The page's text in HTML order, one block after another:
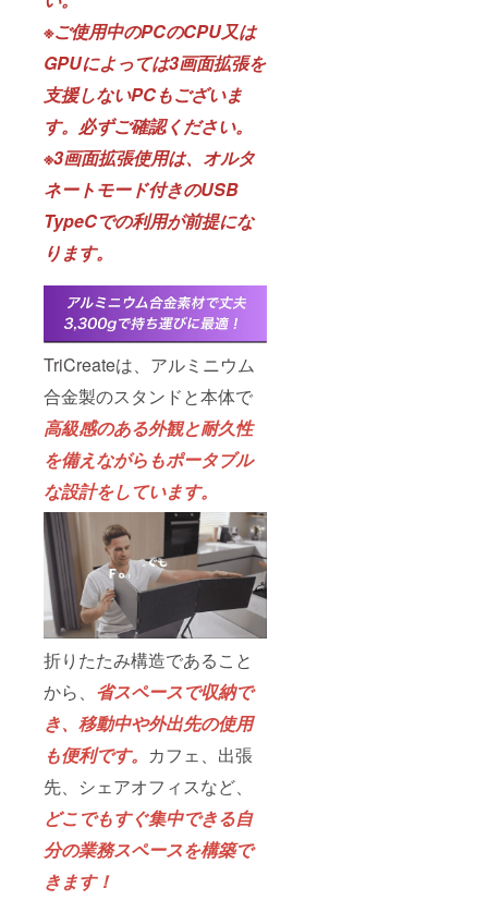
※ご使用中のPCのCPU又は
GPUによっては3画面拡張を
支援しないPCもございま
す。必ずご確認ください。
※3画面拡張使用は、オルタ
ネートモード付きのUSB
TypeCでの利用が前提にな
ります。
TriCreateは、アルミニウム
合金製のスタンドと本体で
高級感のある外観と耐久性
を備えながらもポータブル
な設計をしています。
折りたたみ構造であること
から、 省スペースで収納で
き、移動中や外出先の使用
も便利です。 カフェ、出張
先、シェアオフィスなど、
どこでもすぐ集中できる自
分の業務スペースを構築で
きます！